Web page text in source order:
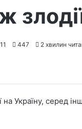
447 2 хвилин
Україну, серед